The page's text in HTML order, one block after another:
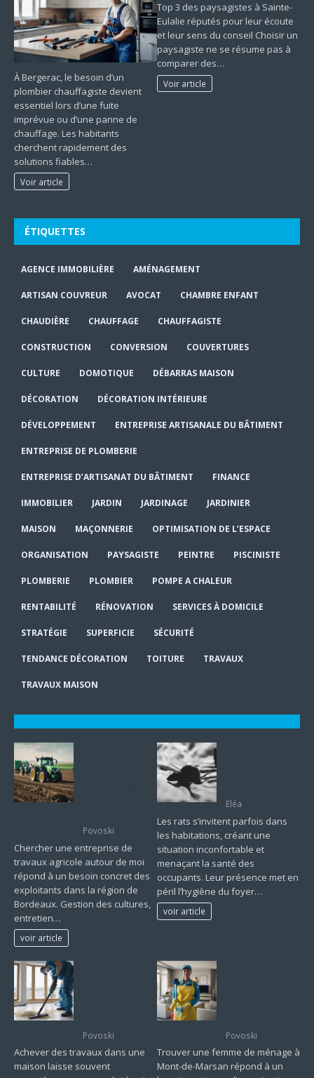
À Bergerac, le besoin d’un
plombier chauffagiste devient
essentiel lors d’une fuite
imprévue ou d’une panne de
chauffage. Les habitants
cherchent rapidement des
solutions fiables…
Voir article
Top 3 des paysagistes à Sainte-
Eulalie réputés pour leur écoute
et leur sens du conseil Choisir un
paysagiste ne se résume pas à
comparer des…
Voir article
ÉTIQUETTES
AGENCE IMMOBILIÈRE AMÉNAGEMENT
ARTISAN COUVREUR AVOCAT CHAMBRE ENFANT
CHAUDIÈRE CHAUFFAGE CHAUFFAGISTE
CONSTRUCTION CONVERSION COUVERTURES
CULTURE DOMOTIQUE DÉBARRAS MAISON
DÉCORATION DÉCORATION INTÉRIEURE
DÉVELOPPEMENT ENTREPRISE ARTISANALE DU BÂTIMENT
ENTREPRISE DE PLOMBERIE
ENTREPRISE D’ARTISANAT DU BÂTIMENT FINANCE
IMMOBILIER JARDIN JARDINAGE JARDINIER
MAISON MAÇONNERIE OPTIMISATION DE L’ESPACE
ORGANISATION PAYSAGISTE PEINTRE PISCINISTE
PLOMBERIE PLOMBIER POMPE A CHALEUR
RENTABILITÉ RÉNOVATION SERVICES À DOMICILE
STRATÉGIE SUPERFICIE SÉCURITÉ
TENDANCE DÉCORATION TOITURE TRAVAUX
TRAVAUX MAISON
Povoski
Chercher une entreprise de
travaux agricole autour de moi
répond à un besoin concret des
exploitants dans la région de
Bordeaux. Gestion des cultures,
entretien…
voir article
Eléa
Les rats s’invitent parfois dans
les habitations, créant une
situation inconfortable et
menaçant la santé des
occupants. Leur présence met en
péril l’hygiène du foyer…
voir article
Povoski
Achever des travaux dans une
maison laisse souvent
Povoski
Trouver une femme de ménage à
Mont-de-Marsan répond à un